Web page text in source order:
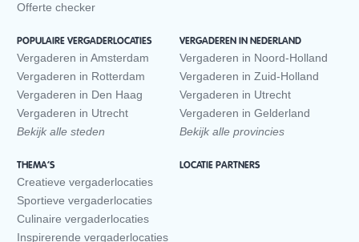
Offerte checker
POPULAIRE VERGADERLOCATIES
Vergaderen in Amsterdam
Vergaderen in Rotterdam
Vergaderen in Den Haag
Vergaderen in Utrecht
Bekijk alle steden
VERGADEREN IN NEDERLAND
Vergaderen in Noord-Holland
Vergaderen in Zuid-Holland
Vergaderen in Utrecht
Vergaderen in Gelderland
Bekijk alle provincies
THEMA’S
Creatieve vergaderlocaties
Sportieve vergaderlocaties
Culinaire vergaderlocaties
Inspirerende vergaderlocaties
LOCATIE PARTNERS